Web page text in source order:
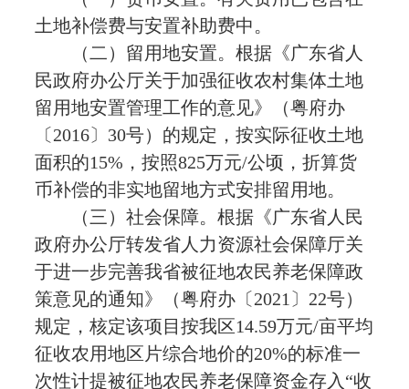
土地补偿费与安置补助费中。
（二）留用地安置。根据《广东省人
民政府办公厅关于加强征收农村集体土地
留用地安置管理工作的意见》（粤府办
〔2016〕30号）的规定，按实际征收土地
面积的15%，按照825万元/公顷，折算货
币补偿的非实地留地方式安排留用地。
（三）社会保障。根据《广东省人民
政府办公厅转发省人力资源社会保障厅关
于进一步完善我省被征地农民养老保障政
策意见的通知》（粤府办〔2021〕22号）
规定，核定该项目按我区14.59万元/亩平均
征收农用地区片综合地价的20%的标准一
次性计提被征地农民养老保障资金存入“收